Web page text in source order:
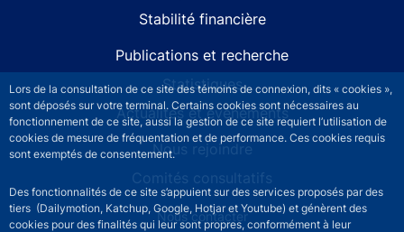
Lors de la consultation de ce site des témoins de connexion, dits « cookies »,
sont déposés sur votre terminal. Certains cookies sont nécessaires au
fonctionnement de ce site, aussi la gestion de ce site requiert l’utilisation de
cookies de mesure de fréquentation et de performance. Ces cookies requis
sont exemptés de consentement.
Des fonctionnalités de ce site s’appuient sur des services proposés par des
tiers (Dailymotion, Katchup, Google, Hotjar et Youtube) et génèrent des
cookies pour des finalités qui leur sont propres, conformément à leur
Stabilité financière
Publications et recherche
Statistiques
Actualités et événements
Nous rejoindre
Comités consultatifs
Footer secondary menuNous contacter